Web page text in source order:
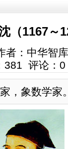
（1167～
者：中华智
381 评论： 0
，象数学家